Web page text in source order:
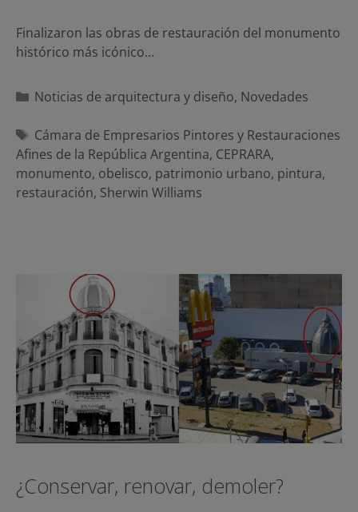
Finalizaron las obras de restauración del monumento
histórico más icónico…
Categorías
Noticias de arquitectura y diseño, Novedades
Etiquetas
Cámara de Empresarios Pintores y Restauraciones
Afines de la República Argentina, CEPRARA,
monumento, obelisco, patrimonio urbano, pintura,
restauración, Sherwin Williams
¿Conservar, renovar, demoler?